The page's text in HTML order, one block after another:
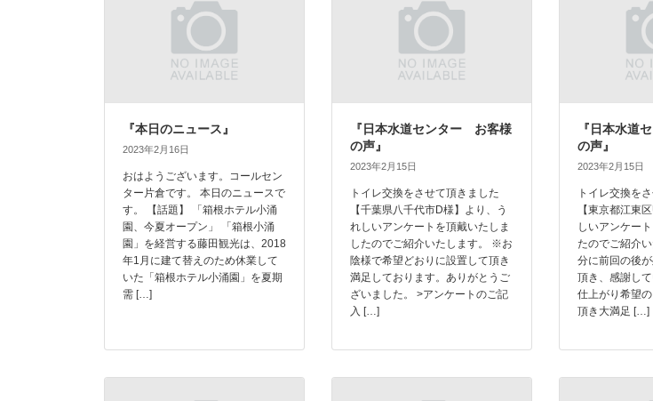
『本日のニュース』
2023年2月16日
おはようございます。コールセン
ター片倉です。 本日のニュースで
す。 【話題】 「箱根ホテル小涌
園、今夏オープン」 「箱根小涌
園」を経営する藤田観光は、2018
年1月に建て替えのため休業して
いた「箱根ホテル小涌園」を夏期
需 […]
『日本水道センター お客様
の声』
2023年2月15日
トイレ交換をさせて頂きました
【千葉県八千代市D様】より、う
れしいアンケートを頂戴いたしま
したのでご紹介いたします。 ※お
陰様で希望どおりに設置して頂き
満足しております。ありがとうご
ざいました。 >アンケートのご記
入 […]
『日本水道
の声』
2023年2月15日
トイレ交換を
【東京都江東
しいアンケー
たのでご紹介
分に前回の後
頂き、感謝し
仕上がり希望
頂き大満足 […]